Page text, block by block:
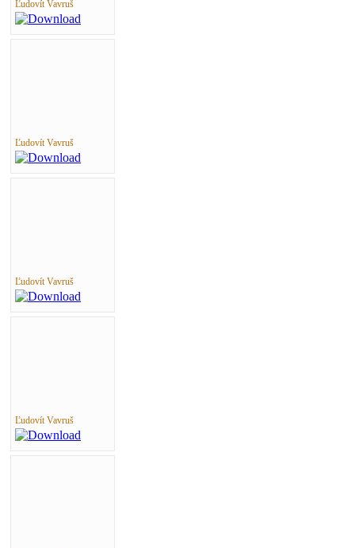
Ľudovít Vavruš
Ľudovít Vavruš
Ľudovít Vavruš
Ľudovít Vavruš